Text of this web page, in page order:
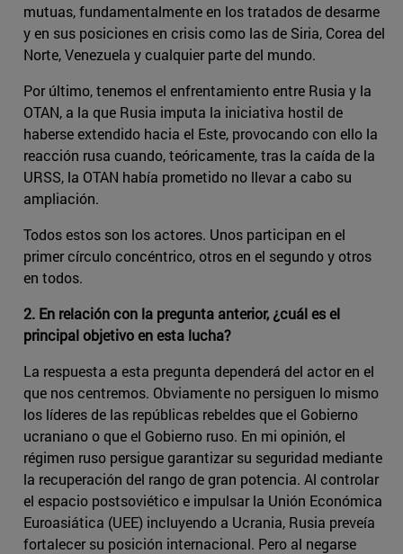
mutuas, fundamentalmente en los tratados de desarme
y en sus posiciones en crisis como las de Siria, Corea del
Norte, Venezuela y cualquier parte del mundo.
Por último, tenemos el enfrentamiento entre Rusia y la
OTAN, a la que Rusia imputa la iniciativa hostil de
haberse extendido hacia el Este, provocando con ello la
reacción rusa cuando, teóricamente, tras la caída de la
URSS, la OTAN había prometido no llevar a cabo su
ampliación.
Todos estos son los actores. Unos participan en el
primer círculo concéntrico, otros en el segundo y otros
en todos.
2. En relación con la pregunta anterior, ¿cuál es el
principal objetivo en esta lucha?
La respuesta a esta pregunta dependerá del actor en el
que nos centremos. Obviamente no persiguen lo mismo
los líderes de las repúblicas rebeldes que el Gobierno
ucraniano o que el Gobierno ruso. En mi opinión, el
régimen ruso persigue garantizar su seguridad mediante
la recuperación del rango de gran potencia. Al controlar
el espacio postsoviético e impulsar la Unión Económica
Euroasiática (UEE) incluyendo a Ucrania, Rusia preveía
fortalecer su posición internacional. Pero al negarse